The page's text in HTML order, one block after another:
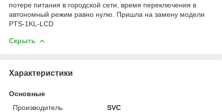
потере питания в городской сети, время переключения в
автономный режим равно нулю. Пришла на замену модели
PTS-1KL-LCD
Скрыть
Характеристики
Основные
Производитель
SVC